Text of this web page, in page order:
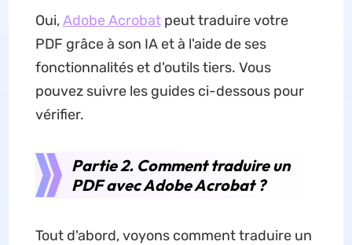
Oui,Adobe Acrobatpeut traduire votre
PDF grâce à son IA et à l'aide de ses
fonctionnalités et d'outils tiers. Vous
pouvez suivre les guides ci-dessous pour
vérifier.
Partie 2. Comment traduire un
PDF avec Adobe Acrobat ?
Tout d'abord, voyons comment traduire un